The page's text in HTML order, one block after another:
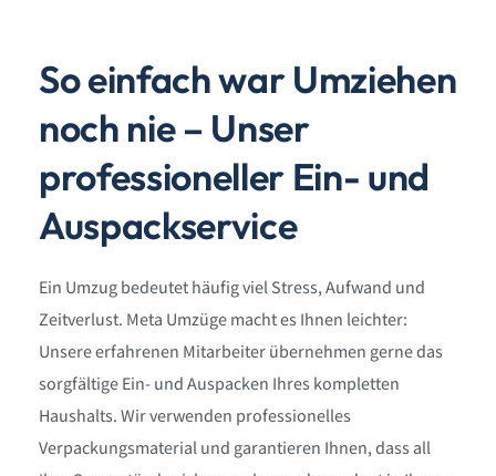
So einfach war Umziehen
noch nie – Unser
professioneller Ein- und
Auspackservice
Ein Umzug bedeutet häufig viel Stress, Aufwand und
Zeitverlust. Meta Umzüge macht es Ihnen leichter:
Unsere erfahrenen Mitarbeiter übernehmen gerne das
sorgfältige Ein- und Auspacken Ihres kompletten
Haushalts. Wir verwenden professionelles
Verpackungsmaterial und garantieren Ihnen, dass all